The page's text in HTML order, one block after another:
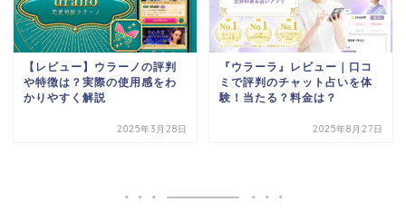
【レビュー】ウラーノの評判
や特徴は？実際の使用感をわ
かりやすく解説
2025年3月28日
『ウラーラ』レビュー｜口コ
ミで評判のチャット占いを体
験！当たる？料金は？
2025年8月27日